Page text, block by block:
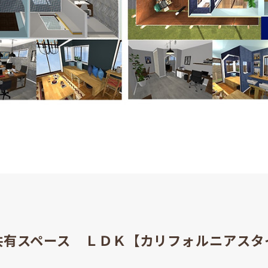
有スペース ＬＤＫ【カリフォルニアスタ